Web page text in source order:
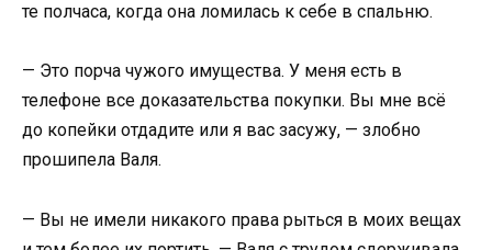
те полчаса, когда она ломилась к себе в спальню.
— Это порча чужого имущества. У меня есть в
телефоне все доказательства покупки. Вы мне всё
до копейки отдадите или я вас засужу, — злобно
прошипела Валя.
— Вы не имели никакого права рыться в моих вещах